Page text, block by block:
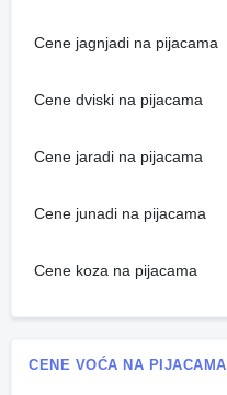
Cene jagnjadi na pijacama
Cene dviski na pijacama
Cene jaradi na pijacama
Cene junadi na pijacama
Cene koza na pijacama
CENE VOĆA NA PIJACAMA